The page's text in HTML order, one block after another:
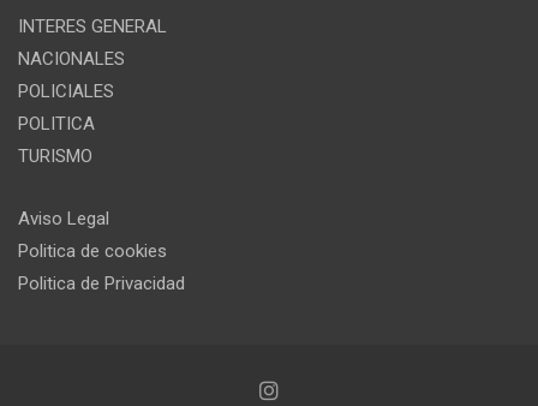
INTERES GENERAL
NACIONALES
POLICIALES
POLITICA
TURISMO
Aviso Legal
Politica de cookies
Politica de Privacidad